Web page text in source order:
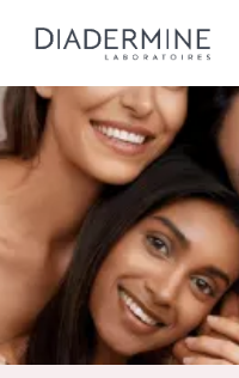
Alle produkte
Startseite
inhaltsstoffe
Über uns
Inspiration